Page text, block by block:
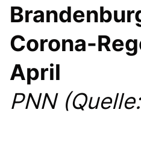
Corona-
April
PNN